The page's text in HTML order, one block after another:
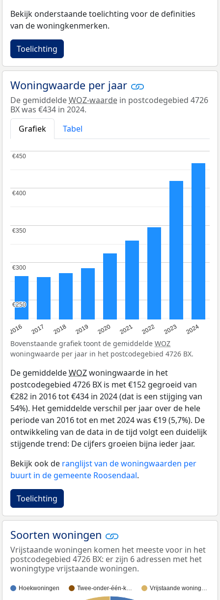
Bekijk onderstaande toelichting voor de definities
van de woningkenmerken.
Toelichting
Woningwaarde per jaar
De gemiddeldeWOZ-waarde in postcodegebied 4726
BX was €434 in 2024.
Grafiek
Tabel
2016 2017 2018 2019 2020 2021 2022 2023 2024
€250
€250
€300
€300
€350
€350
€400
€400
€450
€450
Bovenstaande grafiek toont de gemiddelde WOZ
woningwaarde per jaar in het postcodegebied 4726 BX.
De gemiddeldeWOZwoningwaarde in het
postcodegebied 4726 BX is met €152 gegroeid van
€282 in 2016 tot €434 in 2024 (dat is een stijging van
54%). Het gemiddelde verschil per jaar over de hele
periode van 2016 tot en met 2024 was €19 (5,7%). De
ontwikkeling van de data in de tijd volgt een duidelijk
stijgende trend: De cijfers groeien bijna ieder jaar.
Bekijk ook de ranglijst van de woningwaarden per
buurt in de gemeente Roosendaal.
Toelichting
Soorten woningen
Vrijstaande woningen komen het meeste voor in het
postcodegebied 4726 BX: er zijn 6 adressen met het
woningtype vrijstaande woningen.
Hoekwoningen Twee-onder-één-k… Vrijstaande woning…